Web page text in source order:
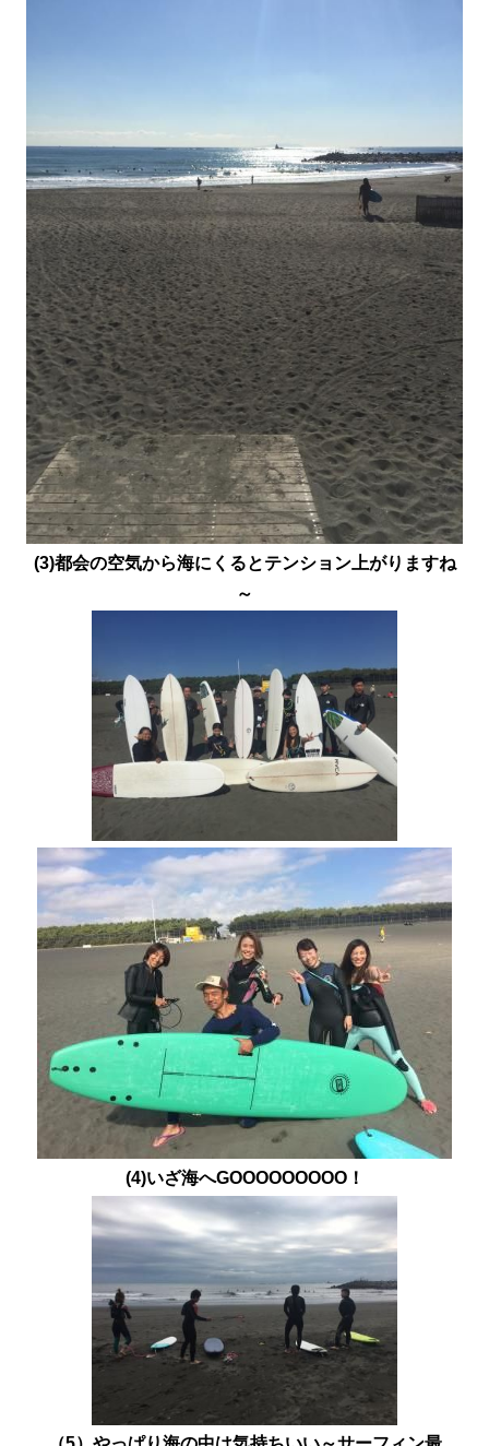
(3)都会の空気から海にくるとテンション上がりますね
～
(4)いざ海へGOOOOOOOOO！